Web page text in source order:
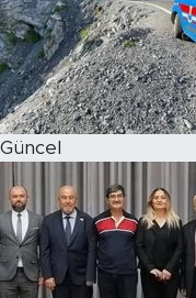
Güncel
Magazin
Özel Haber
Politika
Resmi İlanlar
Sağlık